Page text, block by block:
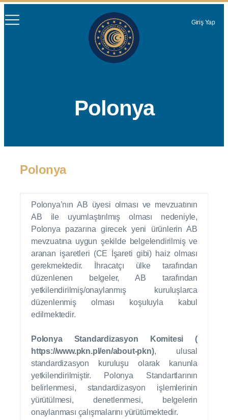
Giriş Yap
Polonya
Polonya
Polonya’nın AB üyesi olması ve mevzuatının
AB ile uyumlaştırılmış olması nedeniyle,
Polonya pazarına girecek yeni ürünlerin AB
mevzuatına uygun şekilde belgelendirilmiş ve
aranan işaretleri (CE İşareti gibi) haiz olması
gerekmektedir. İhracatçı ülke tarafından
düzenlenen belgeler, AB tarafından
yetkilendirilmiş/onaylanmış kuruluşlarca
düzenlenmiş olması koşuluyla kabul
edilmektedir.
Polonya Standardizasyon Komitesi (
https://www.pkn.pl/en/about-pkn), ulusal
standardizasyon kuruluşu olarak kanunla
yetkilendirilmiştir. Polonya Standartlarının
belirlenmesi, standardizasyon işlemlerinin
yürütülmesi, denetlenmesi, belgelerin
onaylanması çalışmalarını yürütümektedir.